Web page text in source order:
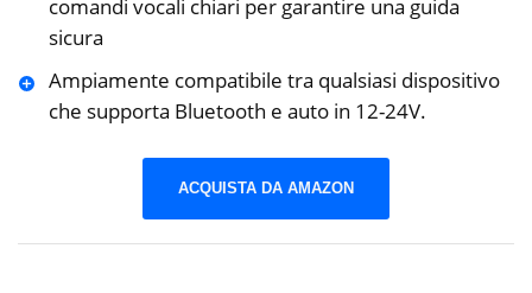
comandi vocali chiari per garantire una guida
sicura
Ampiamente compatibile tra qualsiasi dispositivo
che supporta Bluetooth e auto in 12-24V.
ACQUISTA DA AMAZON